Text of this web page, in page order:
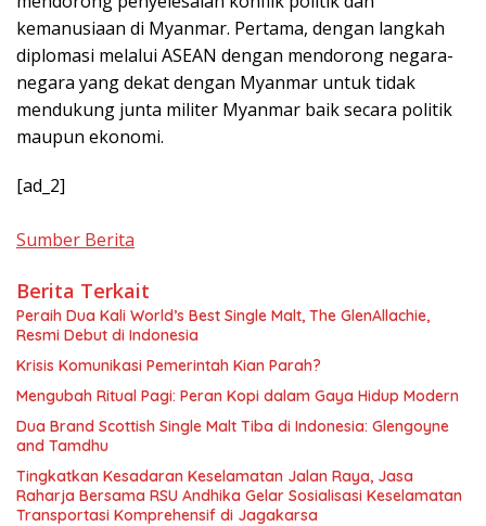
kemanusiaan di Myanmar. Pertama, dengan langkah
diplomasi melalui ASEAN dengan mendorong negara-
negara yang dekat dengan Myanmar untuk tidak
mendukung junta militer Myanmar baik secara politik
maupun ekonomi.
[ad_2]
Sumber Berita
Berita Terkait
Peraih Dua Kali World’s Best Single Malt, The GlenAllachie,
Resmi Debut di Indonesia
Krisis Komunikasi Pemerintah Kian Parah?
Mengubah Ritual Pagi: Peran Kopi dalam Gaya Hidup Modern
Dua Brand Scottish Single Malt Tiba di Indonesia: Glengoyne
and Tamdhu
Tingkatkan Kesadaran Keselamatan Jalan Raya, Jasa
Raharja Bersama RSU Andhika Gelar Sosialisasi Keselamatan
Transportasi Komprehensif di Jagakarsa